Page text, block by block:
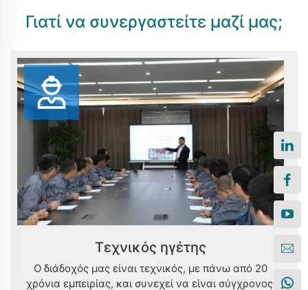
Γιατί να συνεργαστείτε μαζί μας;
Τεχνικός ηγέτης
Ο διάδοχός μας είναι τεχνικός, με πάνω από 20
χρόνια εμπειρίας, και συνεχεί να είναι σύγχρονος,